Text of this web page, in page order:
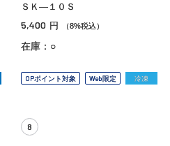
ＳＫ—１０Ｓ
5,400 円 （8%税込）
在庫：○
OPポイント対象 Web限定 冷凍
8